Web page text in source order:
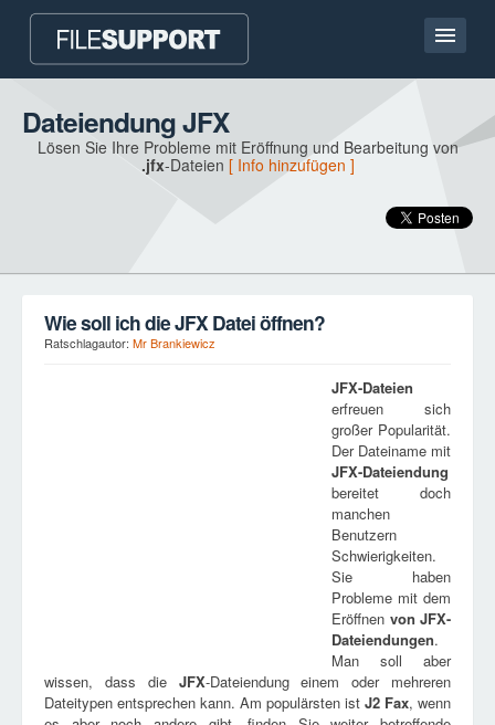
Hauptseite
Kontakt
Dateiendung JFX
Lösen Sie Ihre Probleme mit Eröffnung und Bearbeitung von
.jfx-Dateien [ Info hinzufügen ]
Wie soll ich die JFX Datei öffnen?
Ratschlagautor: Mr Brankiewicz
JFX-Dateien
erfreuen sich
großer Popularität.
Der Dateiname mit
JFX-Dateiendung
bereitet doch
manchen
Benutzern
Schwierigkeiten.
Sie haben
Probleme mit dem
Eröffnen von JFX-
Dateiendungen.
Man soll aber
wissen, dass die JFX-Dateiendung einem oder mehreren
Dateitypen entsprechen kann. Am populärsten ist J2 Fax, wenn